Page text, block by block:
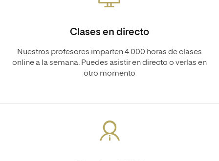
Clases en directo
Nuestros profesores imparten 4.000 horas de clases
online a la semana. Puedes asistir en directo o verlas en
otro momento